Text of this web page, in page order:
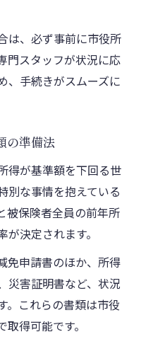
は、必ず事前に市役所
門スタッフが状況に応
、手続きがスムーズに
の準備法
得が基準額を下回る世
別な事情を抱えている
被保険者全員の前年所
決定されます。
免申請書のほか、所得
災害証明書など、状況
。これらの書類は市役
得可能です。